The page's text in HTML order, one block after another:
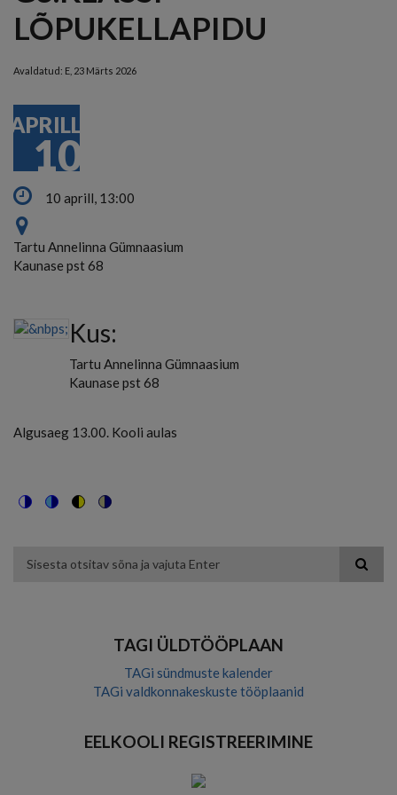
LÕPUKELLAPIDU
Avaldatud: E, 23 Märts 2026
APRILL
10
10 aprill, 13:00
Tartu Annelinna Gümnaasium
Kaunase pst 68
Kus:
Tartu Annelinna Gümnaasium
Kaunase pst 68
Algusaeg 13.00. Kooli aulas
color
high
soft
theme
TAGI ÜLDTÖÖPLAAN
TAGi sündmuste kalender
TAGi valdkonnakeskuste tööplaanid
EELKOOLI REGISTREERIMINE